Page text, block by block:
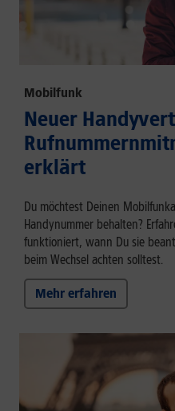
Mobilfunk
Neuer
erklärt
Du möchtest Deinen
Handynummer behalten?
funktioniert, wann Du sie
beim Wechsel achten solltest.
Mehr erfahren